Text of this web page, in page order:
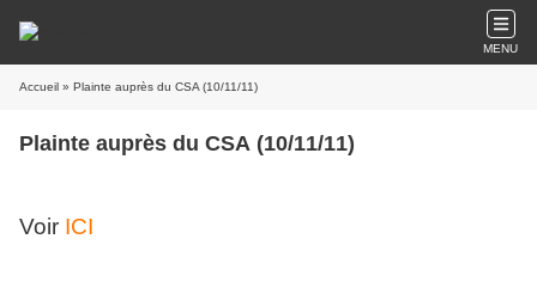
MENU
Accueil » Plainte auprès du CSA (10/11/11)
Plainte auprès du CSA (10/11/11)
Voir ICI